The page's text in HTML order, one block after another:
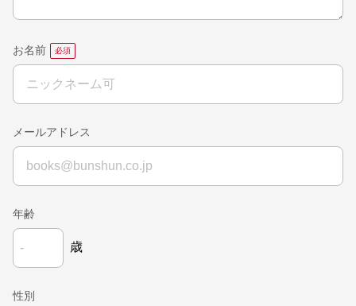
お名前
メールアドレス
年齢
歳
性別